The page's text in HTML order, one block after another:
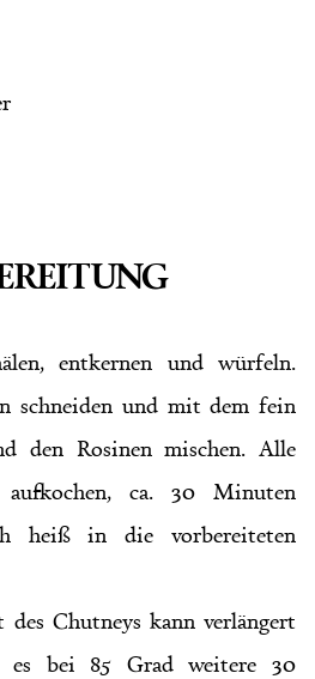
entkernen und würfeln.
schneiden und mit dem fein
den Rosinen mischen. Alle
aufkochen, ca. 30 Minuten
heiß in die vorbereiteten
Chutneys kann verlängert
es bei 85 Grad weitere 30